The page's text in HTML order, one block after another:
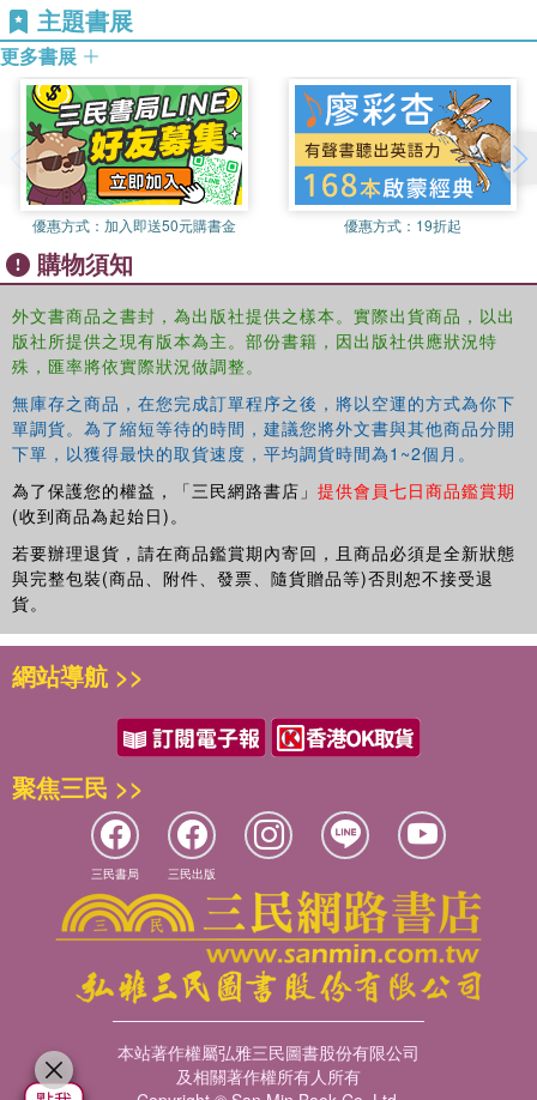
contemporary social and political transformations.
主題書展
更多書展
優惠方式： 加入即送50元購書金 優惠方式： 19折起
購物須知
外文書商品之書封，為出版社提供之樣本。實際出貨商品，以出
版社所提供之現有版本為主。部份書籍，因出版社供應狀況特
殊，匯率將依實際狀況做調整。
無庫存之商品，在您完成訂單程序之後，將以空運的方式為你下
單調貨。為了縮短等待的時間，建議您將外文書與其他商品分開
下單，以獲得最快的取貨速度，平均調貨時間為1~2個月。
為了保護您的權益，「三民網路書店」 提供會員七日商品鑑賞期
(收到商品為起始日)。
若要辦理退貨，請在商品鑑賞期內寄回，且商品必須是全新狀態
與完整包裝(商品、附件、發票、隨貨贈品等)否則恕不接受退
貨。
網站導航 >>
聚焦三民 >>
三民書局 三民出版
本站著作權屬弘雅三民圖書股份有限公司
及相關著作權所有人所有